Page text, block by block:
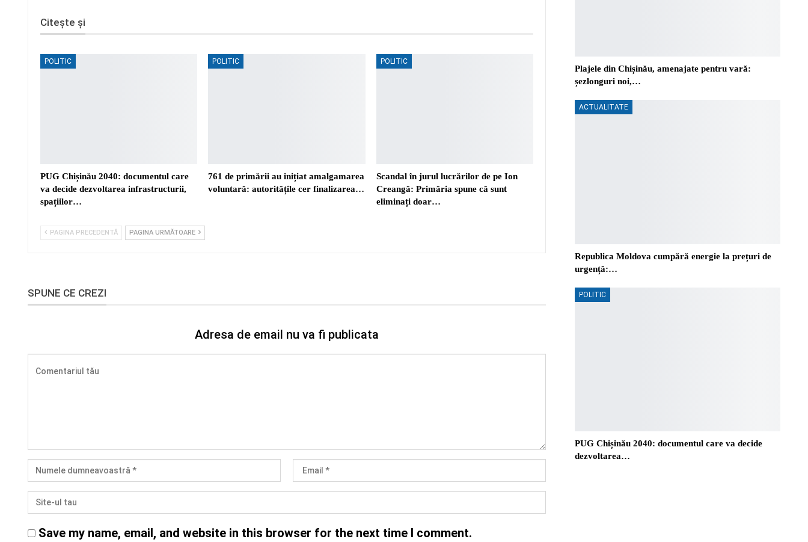
Citește și
POLITIC
PUG Chișinău 2040: documentul care
va decide dezvoltarea infrastructurii,
spațiilor…
POLITIC
761 de primării au inițiat amalgamarea
voluntară: autoritățile cer finalizarea…
POLITIC
Scandal în jurul lucrărilor de pe Ion
Creangă: Primăria spune că sunt
eliminați doar…
PAGINA PRECEDENTĂ PAGINA URMĂTOARE
SPUNE CE CREZI
Adresa de email nu va fi publicata
Save my name, email, and website in this browser for the next time I comment.
Plajele din Chișinău, amenajate pentru vară:
șezlonguri noi,…
ACTUALITATE
Republica Moldova cumpără energie la prețuri de
urgență:…
POLITIC
PUG Chișinău 2040: documentul care va decide
dezvoltarea…